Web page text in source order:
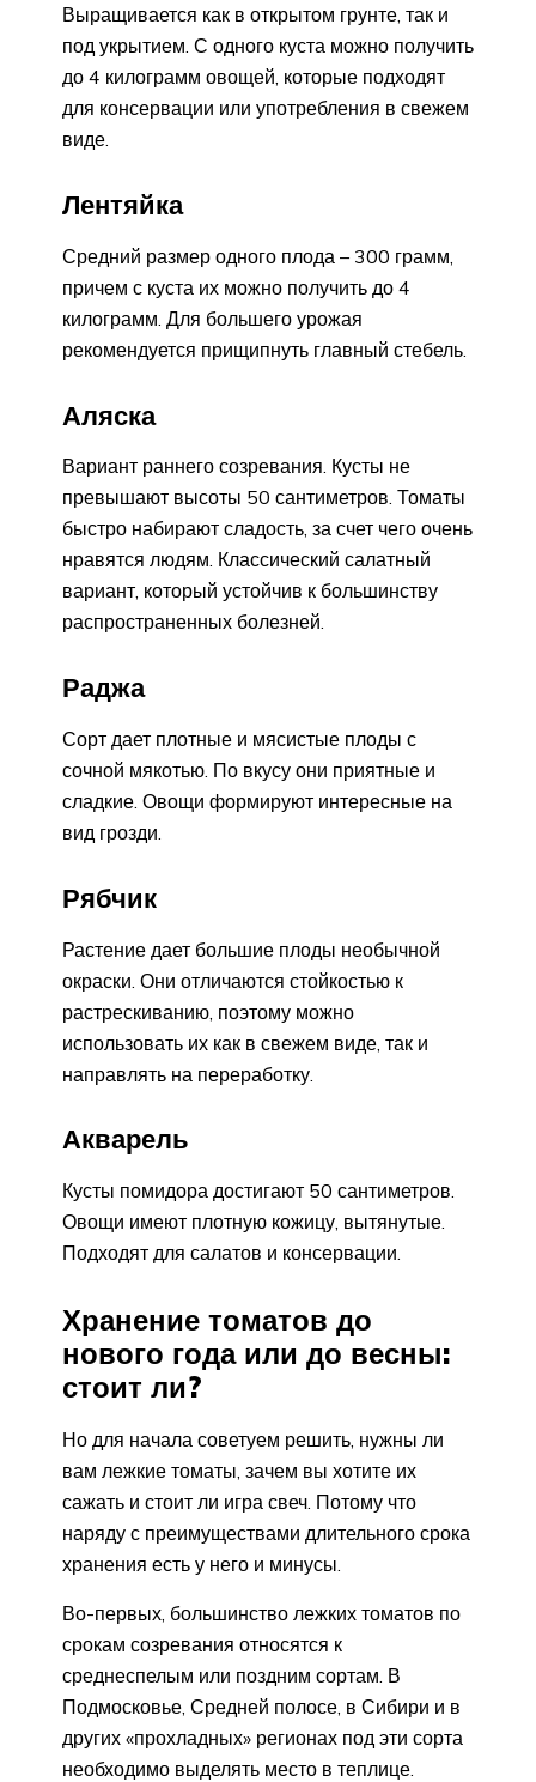
Выращивается как в открытом грунте, так и
под укрытием. С одного куста можно получить
до 4 килограмм овощей, которые подходят
для консервации или употребления в свежем
виде.
Лентяйка
Средний размер одного плода – 300 грамм,
причем с куста их можно получить до 4
килограмм. Для большего урожая
рекомендуется прищипнуть главный стебель.
Аляска
Вариант раннего созревания. Кусты не
превышают высоты 50 сантиметров. Томаты
быстро набирают сладость, за счет чего очень
нравятся людям. Классический салатный
вариант, который устойчив к большинству
распространенных болезней.
Раджа
Сорт дает плотные и мясистые плоды с
сочной мякотью. По вкусу они приятные и
сладкие. Овощи формируют интересные на
вид грозди.
Рябчик
Растение дает большие плоды необычной
окраски. Они отличаются стойкостью к
растрескиванию, поэтому можно
использовать их как в свежем виде, так и
направлять на переработку.
Акварель
Кусты помидора достигают 50 сантиметров.
Овощи имеют плотную кожицу, вытянутые.
Подходят для салатов и консервации.
Хранение томатов до
нового года или до весны:
стоит ли?
Но для начала советуем решить, нужны ли
вам лежкие томаты, зачем вы хотите их
сажать и стоит ли игра свеч. Потому что
наряду с преимуществами длительного срока
хранения есть у него и минусы.
Во-первых, большинство лежких томатов по
срокам созревания относятся к
среднеспелым или поздним сортам. В
Подмосковье, Средней полосе, в Сибири и в
других «прохладных» регионах под эти сорта
необходимо выделять место в теплице.